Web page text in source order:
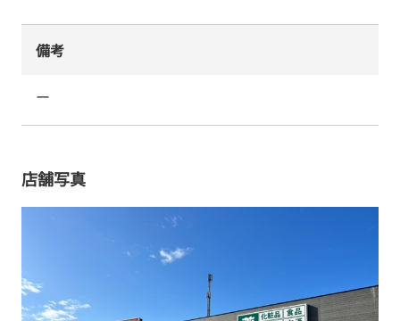
備考
ー
店舗写真